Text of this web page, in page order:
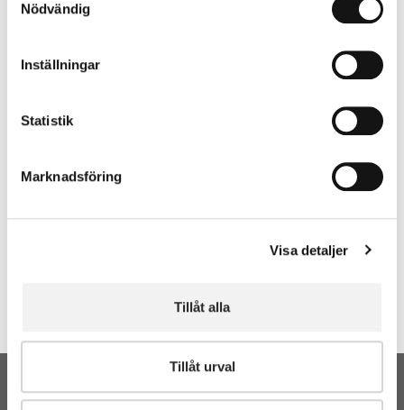
Nödvändig
Inställningar
Statistik
Marknadsföring
Visa detaljer
Tillåt alla
Tillåt urval
Elisabeth Rehn – Lucian i stridsflyget.
Karl Staaff. Liberal statsminister,
Sterzel
Wivel
Senaste nyheterna